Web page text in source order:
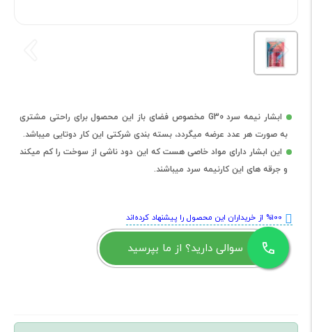
ابشار نیمه سرد G30 مخصوص فضای باز این محصول برای راحتی مشتری
به صورت هر عدد عرضه میگردد، بسته بندی شرکتی این کار دوتایی میباشد.
این ابشار دارای مواد خاصی هست که این دود ناشی از سوخت را کم میکند
و جرقه های این کارنیمه سرد میباشند.
%100 از خریداران این محصول را پیشنهاد کرده‌اند
سوالی دارید؟ از ما بپرسید